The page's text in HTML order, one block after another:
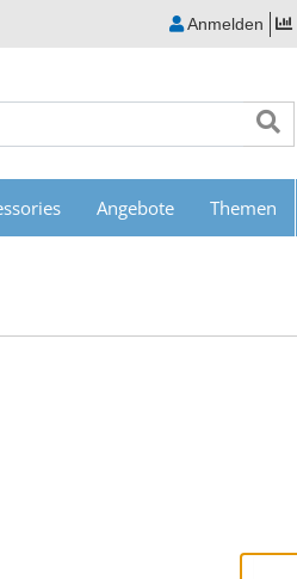
Anmelden
Angebote Themen